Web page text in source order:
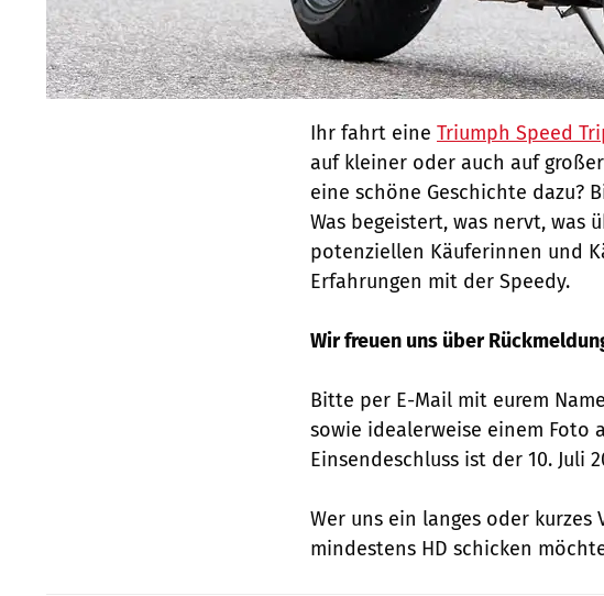
Ihr fahrt eine Triumph Speed
auf kleiner oder auch auf
eine schöne Geschichte dazu?
Was begeistert, was nervt, was
potenziellen Käuferinnen und
Erfahrungen mit der Speedy.
Wir freuen uns über
Bitte per E-Mail mit eurem
sowie idealerweise einem Foto
Einsendeschluss ist der 10. Juli
Wer uns ein langes oder
mindestens HD schicken